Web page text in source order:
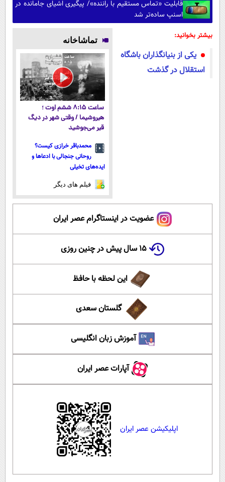
قابلیت «تماس مستقیم با راننده»/ پیگیری اشیای جامانده در
اسنپ ساده‌تر شد
بیشتر بخوانید:
یکی از بنیانگذاران باشگاه
استقلال در گذشت
تماشاخانه
ساعت ۸:۱۵ ششم اوت ؛
هیروشیما / وقتی شهر در دیگ
قیر می‌جوشید
محمدباقر خرازی کیست؟
روحانی جنجالی با ادعاها و
ایده‌های تخیلی
فیلم های دیگر
عضویت در اینستاگرام عصر ایران
۱۵ سال پیش در چنین روزی
این لحظه با حافظ
گلستان سعدی
آموزش زبان انگلیسی
آپارات عصر ایران
اپلیکیشن عصر ایران